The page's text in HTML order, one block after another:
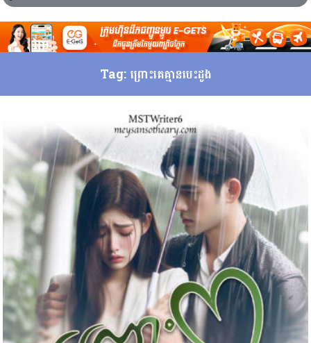
Tag: ព្រោះគេគ្មានបេះដូង